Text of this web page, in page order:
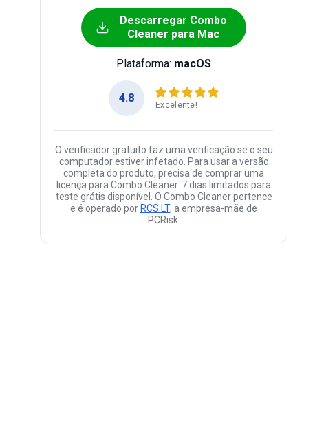
Descarregar Combo
Cleaner para Mac
Plataforma: macOS
4.8
Excelente!
O verificador gratuito faz uma verificação se o seu
computador estiver infetado. Para usar a versão
completa do produto, precisa de comprar uma
licença para Combo Cleaner. 7 dias limitados para
teste grátis disponível. O Combo Cleaner pertence
e é operado por RCS LT, a empresa-mãe de
PCRisk.